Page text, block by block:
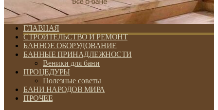
ГЛАВНАЯ
СТРОИТЕЛЬСТВО И РЕМОНТ
БАННОЕ ОБОРУДОВАНИЕ
БАННЫЕ ПРИНАДЛЕЖНОСТИ
Веники для бани
ПРОЦЕДУРЫ
Полезные советы
БАНИ НАРОДОВ МИРА
ПРОЧЕЕ